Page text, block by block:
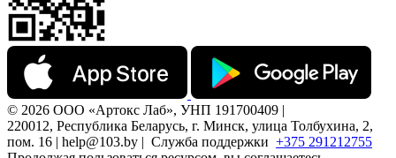
© 2026 ООО «Артокс Лаб», УНП 191700409 |
220012, Республика Беларусь, г. Минск, улица Толбухина, 2,
пом. 16 | help@103.by | Служба поддержки +375 291212755